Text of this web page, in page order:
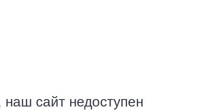
сайт недоступен